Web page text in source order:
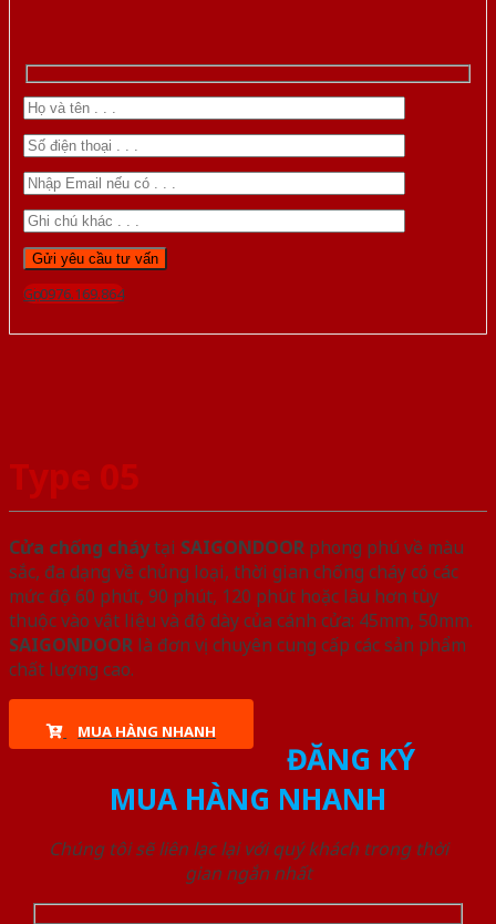
Gọi 0976.169.864
Type 05
Cửa chống cháytại SAIGONDOOR phong phú về màu
sắc, đa dạng về chủng loại, thời gian chống cháy có các
mức độ 60 phút, 90 phút, 120 phút hoặc lâu hơn tùy
thuộc vào vật liệu và độ dày của cánh cửa: 45mm, 50mm.
SAIGONDOOR là đơn vị chuyên cung cấp các sản phẩm
chất lượng cao.
MUA HÀNG NHANH
ĐĂNG KÝ
MUA HÀNG NHANH
Chúng tôi sẽ liên lạc lại với quý khách trong thời
gian ngắn nhất